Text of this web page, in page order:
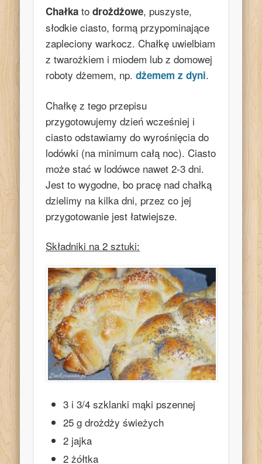
Chałka todrożdżowe, puszyste,
słodkie ciasto, formą przypominające
zapleciony warkocz. Chałkę uwielbiam
z twarożkiem i miodem lub z domowej
roboty dżemem, np.dżemem z dyni.
Chałkę z tego przepisu
przygotowujemy dzień wcześniej i
ciasto odstawiamy do wyrośnięcia do
lodówki (na minimum całą noc). Ciasto
może stać w lodówce nawet 2-3 dni.
Jest to wygodne, bo pracę nad chałką
dzielimy na kilka dni, przez co jej
przygotowanie jest łatwiejsze.
Składniki na 2 sztuki:
3 i 3/4 szklanki mąki pszennej
25 g drożdży świeżych
2 jajka
2 żółtka